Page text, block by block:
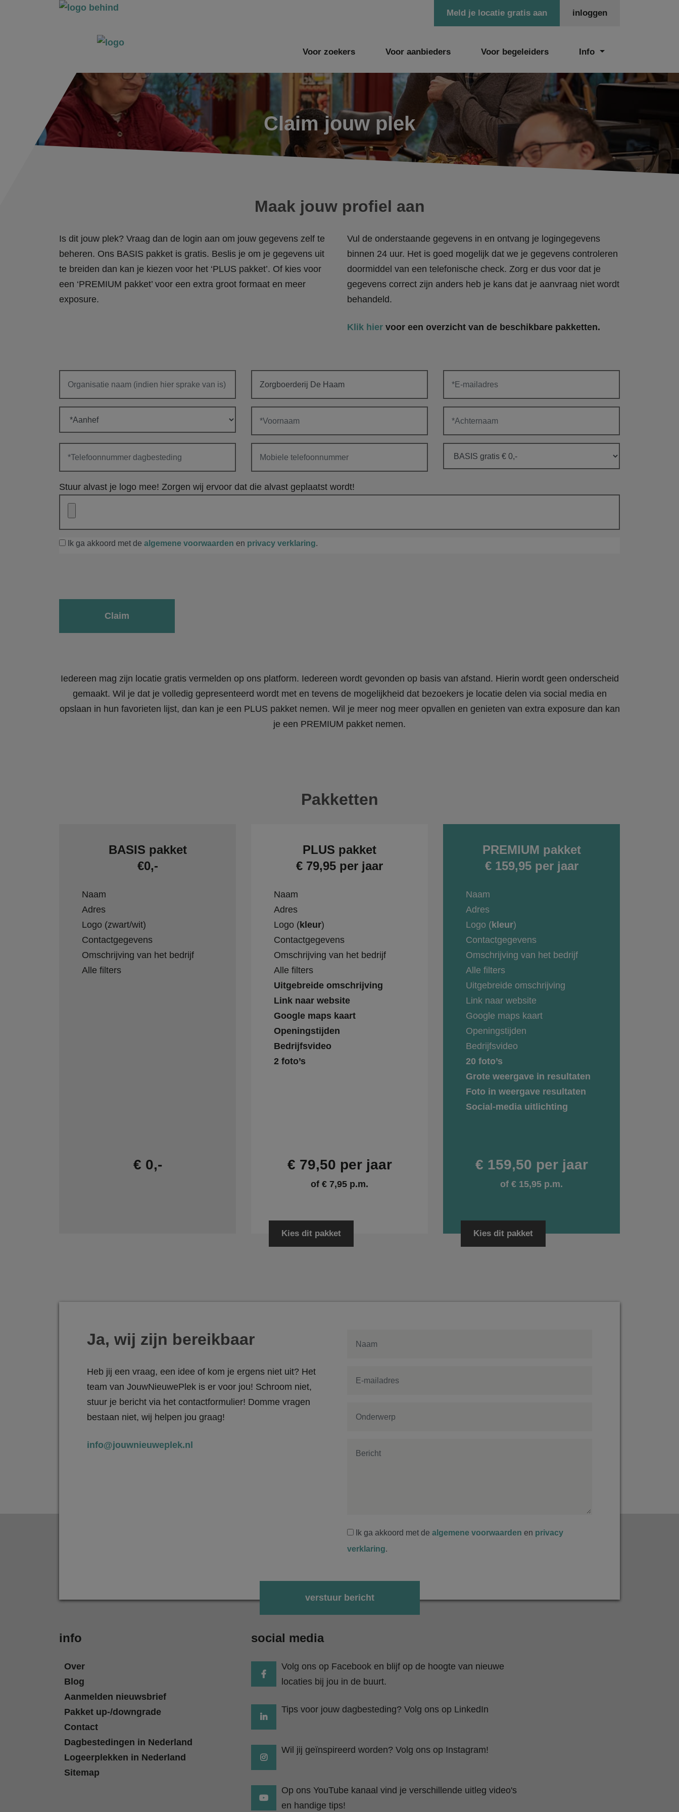
inloggen
Meld je locatie gratis aan
Voor zoekers Voor aanbieders Voor begeleiders Info
Claim jouw plek
Maak jouw profiel aan
Is dit jouw plek? Vraag dan de login aan om jouw gegevens zelf te
beheren. Ons BASIS pakket is gratis. Beslis je om je gegevens uit
te breiden dan kan je kiezen voor het ‘PLUS pakket’. Of kies voor
een ‘PREMIUM pakket’ voor een extra groot formaat en meer
exposure.
Vul de onderstaande gegevens in en ontvang je logingegevens
binnen 24 uur. Het is goed mogelijk dat we je gegevens controleren
doormiddel van een telefonische check. Zorg er dus voor dat je
gegevens correct zijn anders heb je kans dat je aanvraag niet wordt
behandeld.
Klik hier voor een overzicht van de beschikbare pakketten.
Stuur alvast je logo mee! Zorgen wij ervoor dat die alvast geplaatst wordt!
Ik ga akkoord met de algemene voorwaarden en privacy verklaring.
Iedereen mag zijn locatie gratis vermelden op ons platform. Iedereen wordt gevonden op basis van afstand. Hierin wordt geen onderscheid
gemaakt. Wil je dat je volledig gepresenteerd wordt met en tevens de mogelijkheid dat bezoekers je locatie delen via social media en
opslaan in hun favorieten lijst, dan kan je een PLUS pakket nemen. Wil je meer nog meer opvallen en genieten van extra exposure dan kan
je een PREMIUM pakket nemen.
Pakketten
BASIS pakket
€0,-
Naam
Adres
Logo (zwart/wit)
Contactgegevens
Omschrijving van het bedrijf
Alle filters
€ 0,-
PLUS pakket
€ 79,95 per jaar
Naam
Adres
Logo (kleur)
Contactgegevens
Omschrijving van het bedrijf
Alle filters
Uitgebreide omschrijving
Link naar website
Google maps kaart
Openingstijden
Bedrijfsvideo
2 foto’s
€ 79,50 per jaar
of € 7,95 p.m.
Kies dit pakket
PREMIUM pakket
€ 159,95 per jaar
Naam
Adres
Logo ( kleur)
Contactgegevens
Omschrijving van het bedrijf
Alle filters
Uitgebreide omschrijving
Link naar website
Google maps kaart
Openingstijden
Bedrijfsvideo
20 foto’s
Grote weergave in resultaten
Foto in weergave resultaten
Social-media uitlichting
€ 159,50 per jaar
of € 15,95 p.m.
Kies dit pakket
Ja, wij zijn bereikbaar
Heb jij een vraag, een idee of kom je ergens niet uit? Het
team van JouwNieuwePlek is er voor jou! Schroom niet,
stuur je bericht via het contactformulier! Domme vragen
bestaan niet, wij helpen jou graag!
info@jouwnieuweplek.nl
Ik ga akkoord met de algemene voorwaarden en privacy
verklaring.
info
Over
Blog
Aanmelden nieuwsbrief
Pakket up-/downgrade
Contact
Dagbestedingen in Nederland
Logeerplekken in Nederland
Sitemap
social media
Volg ons op Facebook en blijf op de hoogte van nieuwe
locaties bij jou in de buurt.
Tips voor jouw dagbesteding? Volg ons op LinkedIn
Wil jij geïnspireerd worden? Volg ons op Instagram!
Op ons YouTube kanaal vind je verschillende uitleg video's
en handige tips!